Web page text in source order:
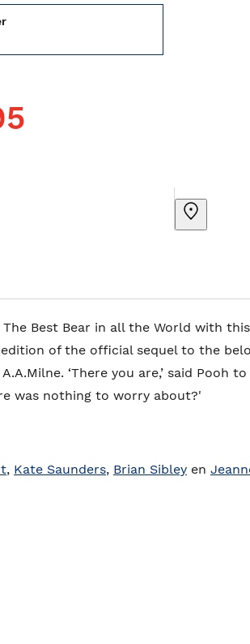
The Best Bear in all the World with
of the official sequel to the
‘There you are,’ said Pooh
was nothing to worry about?'
, Kate Saunders, Brian Sibley en